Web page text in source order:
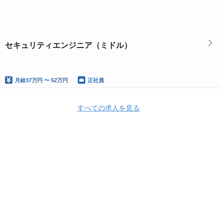
セキュリティエンジニア（ミドル）
月給37万円 〜 52万円 正社員
すべての求人を見る